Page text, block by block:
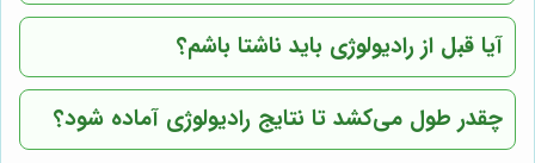
آیا قبل از رادیولوژی باید ناشتا باشم؟
چقدر طول می‌کشد تا نتایج رادیولوژی آماده شود؟